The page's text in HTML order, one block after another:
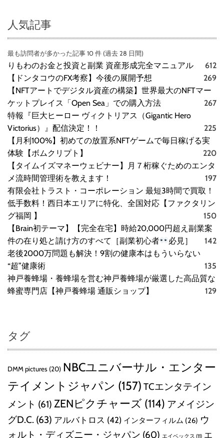
人気記事
最も訪問者が多かった記事 10 件 (過去 28 日間)
りもわのお金と投資と副業 資産形成完全マニュアル
612
【ドンタコウのFX考察】今後の展開予想
269
【NFTアートでデジタル資産の構築】世界最大のNFTマー
ケットプレイス「Open Sea」での購入方法
267
特報『巨大ヒーロー ヴィクトリアス（Gigantic Hero
Victorius）』配信決定！！
225
【月利100%】初めての放置系NFTゲームで毎日稼げる実
体験【ボムクリプト】
220
【タイムイズマネーウェビナー】月７桁稼ぐためのエンタ
メ流時間管理術を教えます！
197
有限会社トラスト・コーポレーション 最短3時間で買取！
低手数料！西日本エリアに特化、全国対応【ファクタリン
グ福岡 】
150
【Brain初テーマ】【完全在宅】時給20,000円超え副業案
件の在り処と請け方のすべて［副業初心者
必見］
142
老後2000万問題も解決！9割の健康本はもういらない
“超”健康術
135
神戸養蜂場・養蜂場を営む神戸養蜂場が厳選した高品質な
蜂蜜専門店【神戸養蜂場 通販ショップ】
129
タグ
DMM pictures (20) NBCユニバーサル・エンター
テイメントジャパン (157) TCエンタテイン
メント (61) ZENピクチャーズ (114) アメイジン
グD.C. (63) アルバトロス (42) インターフィルム (26) ウ
ォルト・ディズニー・ジャパン (60) エイベックス (11) エ